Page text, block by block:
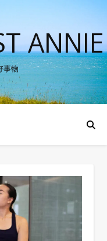
ANNIE
事物